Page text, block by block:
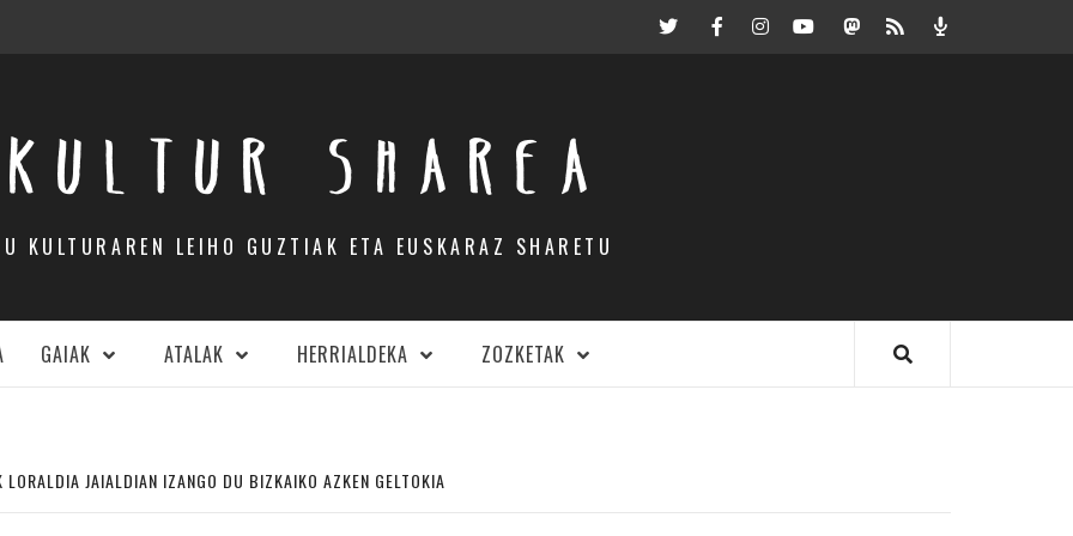
TwitterFacebookInstagramYoutubeMastodon.eus
RSS Podcast
KULTUR SHAREA
KULTURAREN LEIHO GUZTIAK ETA EUSKARAZ SHARETU
GAIAK ATALAK HERRIALDEKA ZOZKETAK
LORALDIA JAIALDIAN IZANGO DU BIZKAIKO AZKEN GELTOKIA